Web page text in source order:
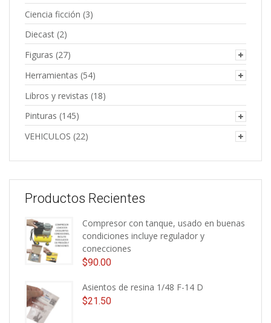
Ciencia ficción (3)
Diecast (2)
Figuras (27)
Herramientas (54)
Libros y revistas (18)
Pinturas (145)
VEHICULOS (22)
Productos Recientes
Compresor con tanque, usado en buenas
condiciones incluye regulador y
conecciones
$90.00
Asientos de resina 1/48 F-14 D
$21.50